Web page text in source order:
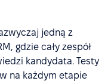
jedną z
gdzie cały zespół
kandydata. Testy
na każdym etapie